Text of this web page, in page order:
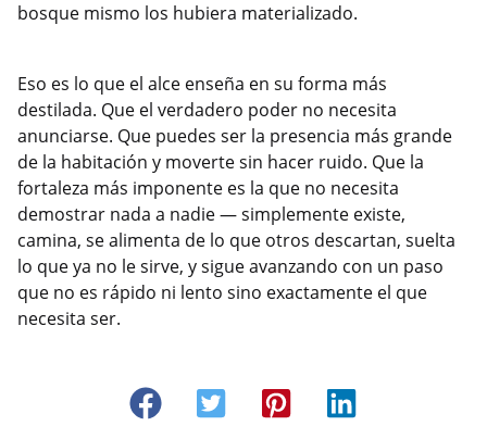
bosque mismo los hubiera materializado.
Eso es lo que el alce enseña en su forma más
destilada. Que el verdadero poder no necesita
anunciarse. Que puedes ser la presencia más grande
de la habitación y moverte sin hacer ruido. Que la
fortaleza más imponente es la que no necesita
demostrar nada a nadie — simplemente existe,
camina, se alimenta de lo que otros descartan, suelta
lo que ya no le sirve, y sigue avanzando con un paso
que no es rápido ni lento sino exactamente el que
necesita ser.